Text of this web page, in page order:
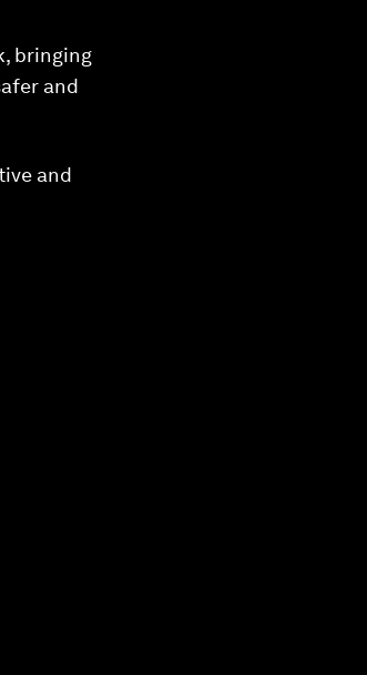
bringing
and
and